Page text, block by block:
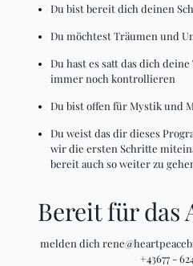
Du bist bereit dich deinen
Du möchtest Träumen und
Du hast es satt das dich
immer noch kontrollieren
Du bist offen für Mystik und
Du weist das dir dieses
wir die ersten Schritte
bereit auch so weiter zu
Bereit für das
melden dich
+43677 -